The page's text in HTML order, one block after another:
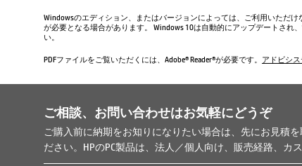
Windowsのエディション、またはバージョンによっては、ご利用いただ
が必要となる場合があります。 Windows 10は自動的にアップデートされ
い。
PDFファイルをご覧いただくには、Adobe® Reader®が必要です。 アドビシ
ご相談、お問い合わせはお気軽にどうぞ
ご購入前に納期をお知りになりたい場合は、先にお見積
ださい。HPのPC製品は、法人／個人向け、販売経路、カ